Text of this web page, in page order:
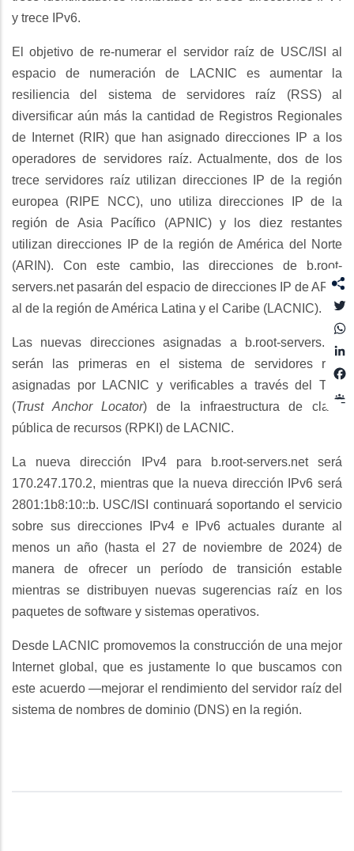
y trece IPv6.
El objetivo de re-numerar el servidor raíz de USC/ISI al
espacio de numeración de LACNIC es aumentar la
resiliencia del sistema de servidores raíz (RSS) al
diversificar aún más la cantidad de Registros Regionales
de Internet (RIR) que han asignado direcciones IP a los
operadores de servidores raíz. Actualmente, dos de los
trece servidores raíz utilizan direcciones IP de la región
europea (RIPE NCC), uno utiliza direcciones IP de la
región de Asia Pacífico (APNIC) y los diez restantes
utilizan direcciones IP de la región de América del Norte
(ARIN). Con este cambio, las direcciones de b.root-
servers.net pasarán del espacio de direcciones IP de ARIN
al de la región de América Latina y el Caribe (LACNIC).
Las nuevas direcciones asignadas a b.root-servers.net
serán las primeras en el sistema de servidores raíz
asignadas por LACNIC y verificables a través del TAL
(Trust Anchor Locator) de la infraestructura de clave
pública de recursos (RPKI) de LACNIC.
La nueva dirección IPv4 para b.root-servers.net será
170.247.170.2, mientras que la nueva dirección IPv6 será
2801:1b8:10::b. USC/ISI continuará soportando el servicio
sobre sus direcciones IPv4 e IPv6 actuales durante al
menos un año (hasta el 27 de noviembre de 2024) de
manera de ofrecer un período de transición estable
mientras se distribuyen nuevas sugerencias raíz en los
paquetes de software y sistemas operativos.
Desde LACNIC promovemos la construcción de una mejor
Internet global, que es justamente lo que buscamos con
este acuerdo —mejorar el rendimiento del servidor raíz del
sistema de nombres de dominio (DNS) en la región.